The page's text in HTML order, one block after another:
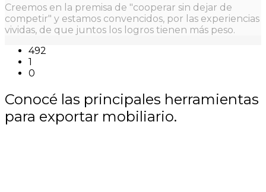
Creemos en la premisa de "cooperar sin dejar de
competir" y estamos convencidos, por las experiencias
vividas, de que juntos los logros tienen más peso.
492
1
0
Conocé las principales herramientas
para exportar mobiliario.